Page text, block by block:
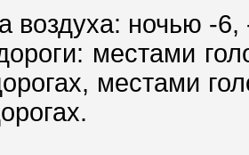
воздуха: ночью -
местами
местами